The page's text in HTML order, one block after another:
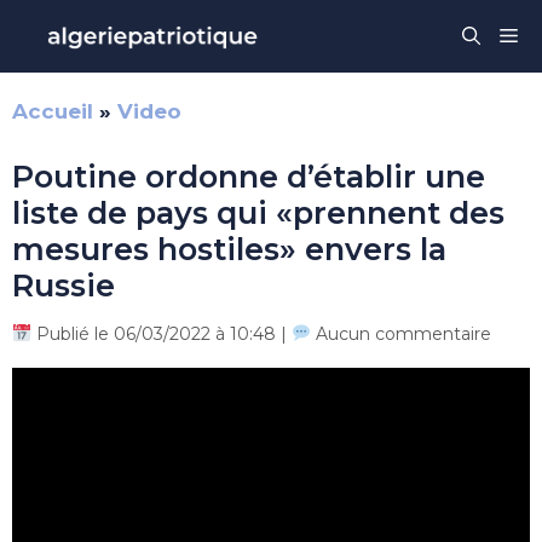
contenu
Accueil » Video
Poutine ordonne d’établir une
liste de pays qui «prennent des
mesures hostiles» envers la
Russie
Publié le 06/03/2022 à 10:48 | Aucun commentaire